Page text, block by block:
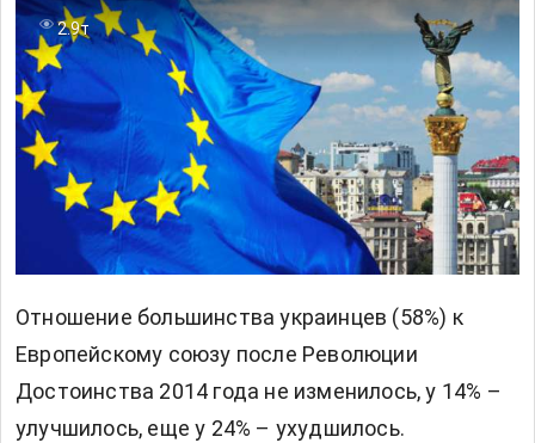
2.9т
Отношение большинства украинцев (58%) к
Европейскому союзу после Революции
Достоинства 2014 года не изменилось, у 14% –
улучшилось, еще у 24% – ухудшилось.